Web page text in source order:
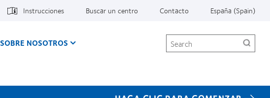
Instrucciones Buscar un centro Contacto España (Spain)
SOBRE NOSOTROS Search